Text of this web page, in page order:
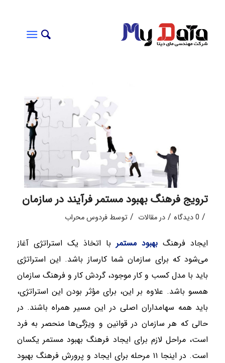
ترویج فرهنگ بهبود مستمر فرآیند در سازمان
/ 0 دیدگاه / در مقالات / توسط فردوس محراب
ایجاد فرهنگ بهبود مستمر با اتخاذ یک استراتژی آغاز
می‌شود که برای سازمان شما کارساز باشد. این استراتژی
باید با مدل کسب و کار موجود، گردش کار و فرهنگ سازمان
همسو باشد. علاوه بر این، برای مؤثر بودن این استراتژی،
باید همه سهامداران اصلی در این مسیر همراه باشند. در
حالی که هر سازمان در قوانین و ویژگی‌ها منحصر به فرد
است، مراحل لازم برای ایجاد فرهنگ بهبود مستمر یکسان
است. در اینجا ۱۱ مرحله برای ایجاد و پرورش فرهنگ بهبود